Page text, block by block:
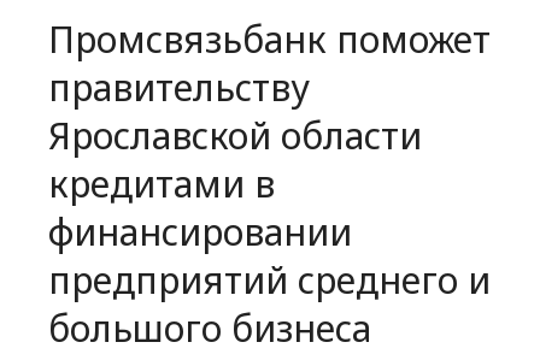
Городские события
Промсвязьбанк поможет
правительству
Ярославской области
кредитами в
финансировании
предприятий среднего и
большого бизнеса